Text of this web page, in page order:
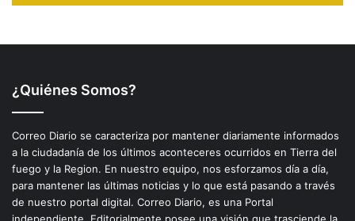
¿Quiénes Somos?
Correo Diario se caracteriza por mantener diariamente informados
a la ciudadanía de los últimos aconteceres ocurridos en Tierra del
fuego y la Region. En nuestro equipo, nos esforzamos día a día,
para mantener las últimas noticias y lo que está pasando a través
de nuestro portal digital. Correo Diario, es una Portal
independiente. Editorialmente posee una visión que trasciende la